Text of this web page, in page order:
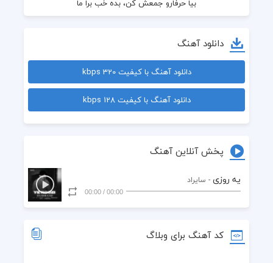
بشی تنها
واست هیچوقت که
یه روزی مثل خودت میاد سر راهت ببین بی شک
یه روزی مثل خودت میاد سر راهت ببین بی شک
دانلود آهنگ
دانلود آهنگ با کیفیت 320 kbps
دانلود آهنگ با کیفیت 128 kbps
پخش آنلاین آهنگ
یه روزی - سایراد
00:00
/
00:00
کد آهنگ برای وبلاگ